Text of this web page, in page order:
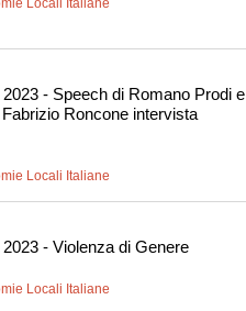
Locali Italiane
- Speech di Romano Prodi e
Roncone intervista
Locali Italiane
- Violenza di Genere
Locali Italiane